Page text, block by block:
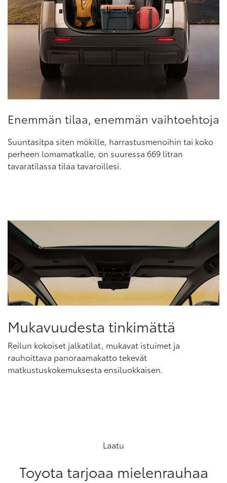
Enemmän tilaa, enemmän vaihtoehtoja
Suuntasitpa siten mökille, harrastusmenoihin tai koko
perheen lomamatkalle, on suuressa 669 litran
tavaratilassa tilaa tavaroillesi.
Mukavuudesta tinkimättä
Reilun kokoiset jalkatilat, mukavat istuimet ja
rauhoittava panoraamakatto tekevät
matkustuskokemuksesta ensiluokkaisen.
Laatu
Toyota tarjoaa mielenrauhaa